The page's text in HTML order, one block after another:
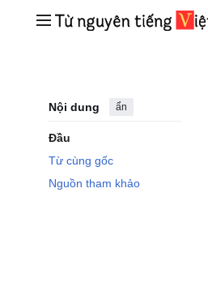
Trình đơn chính
Nội dung ẩn
Đầu
Từ cùng gốc
Nguồn tham khảo